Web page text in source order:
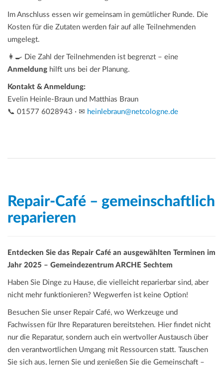
Im Anschluss essen wir gemeinsam in gemütlicher Runde. Die
Kosten für die Zutaten werden fair auf alle Teilnehmenden
umgelegt.
👩‍🍳 Die Zahl der Teilnehmenden ist begrenzt – eine
Anmeldung hilft uns bei der Planung.
Kontakt & Anmeldung:
Evelin Heinle-Braun und Matthias Braun
📞 01577 6028943 · ✉ heinlebraun@netcologne.de
Repair-Café – gemeinschaftlich
reparieren
Entdecken Sie das Repair Café an ausgewählten Terminen im
Jahr 2025 – Gemeindezentrum ARCHE Sechtem
Haben Sie Dinge zu Hause, die vielleicht reparierbar sind, aber
nicht mehr funktionieren? Wegwerfen ist keine Option!
Besuchen Sie unser Repair Café, wo Werkzeuge und
Fachwissen für Ihre Reparaturen bereitstehen. Hier findet nicht
nur die Reparatur, sondern auch ein wertvoller Austausch über
den verantwortlichen Umgang mit Ressourcen statt. Tauschen
Sie sich aus, lernen Sie und genießen Sie die Gemeinschaft –